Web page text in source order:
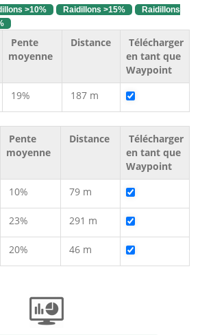
>10% Raidillons >15%
Raidillons
Pente
moyenne
Distance
Télécharger
en tant que
Waypoint
19% 187 m
Pente
moyenne
Distance
Télécharger
en tant que
Waypoint
10% 79 m
23% 291 m
20% 46 m